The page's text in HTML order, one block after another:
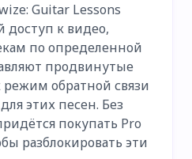
Guitar Lessons
к видео,
по определенной
продвинутые
обратной связи
этих песен. Без
покупать Pro
разблокировать эти